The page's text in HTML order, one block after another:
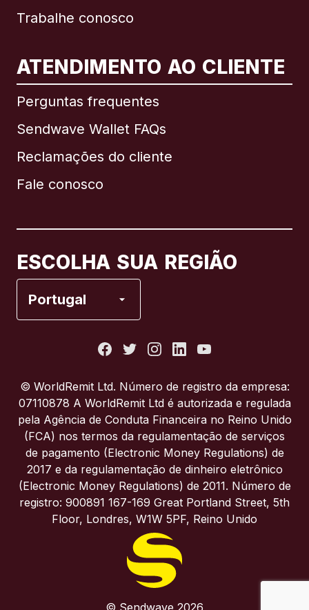
Trabalhe conosco
ATENDIMENTO AO CLIENTE
Perguntas frequentes
Sendwave Wallet FAQs
Reclamações do cliente
Fale conosco
ESCOLHA SUA REGIÃO
Portugal
Internacional English
Brasil
Itália
Portugal
Reino Unido
© WorldRemit Ltd. Número de registro da empresa:
07110878 A WorldRemit Ltd é autorizada e regulada
pela Agência de Conduta Financeira no Reino Unido
(FCA) nos termos da regulamentação de serviços
de pagamento (Electronic Money Regulations) de
2017 e da regulamentação de dinheiro eletrônico
(Electronic Money Regulations) de 2011. Número de
registro: 900891 167-169 Great Portland Street, 5th
Floor, Londres, W1W 5PF, Reino Unido